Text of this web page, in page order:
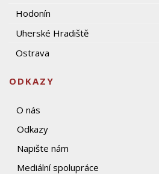
Hodonín
Uherské Hradiště
Ostrava
ODKAZY
O nás
Odkazy
Napište nám
Mediální spolupráce